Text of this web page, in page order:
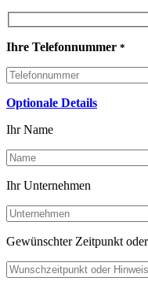
Ihre Telefonnummer *
Optionale Details
Ihr Name
Ihr Unternehmen
Gewünschter Zeitpunkt